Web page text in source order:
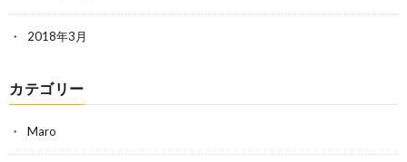
2018年3月
カテゴリー
Maro